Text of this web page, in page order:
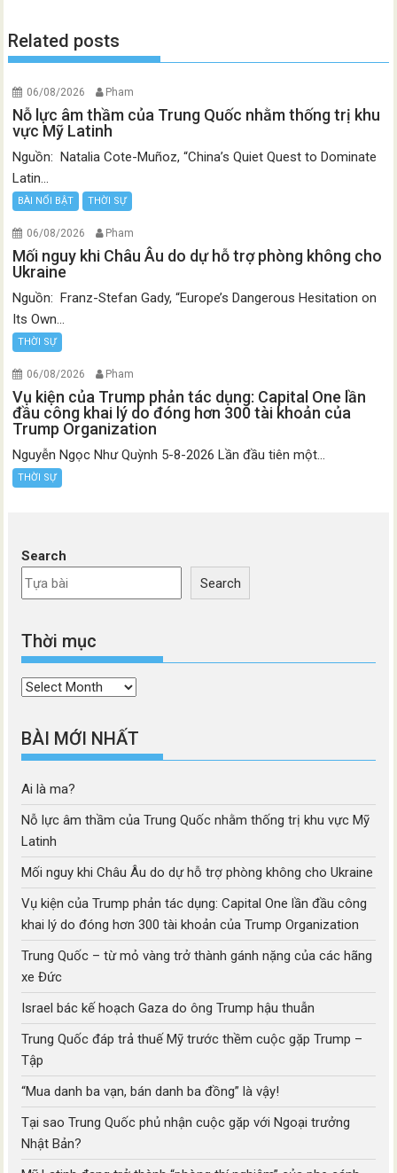
Related posts
06/08/2026 Pham
Nỗ lực âm thầm của Trung Quốc nhằm thống trị khu
vực Mỹ Latinh
Nguồn: Natalia Cote-Muñoz, “China’s Quiet Quest to Dominate
Latin...
BÀI NỔI BẬT THỜI SỰ
06/08/2026 Pham
Mối nguy khi Châu Âu do dự hỗ trợ phòng không cho
Ukraine
Nguồn: Franz-Stefan Gady, “Europe’s Dangerous Hesitation on
Its Own...
THỜI SỰ
06/08/2026 Pham
Vụ kiện của Trump phản tác dụng: Capital One lần
đầu công khai lý do đóng hơn 300 tài khoản của
Trump Organization
Nguyễn Ngọc Như Quỳnh 5-8-2026 Lần đầu tiên một...
THỜI SỰ
Search
Search
Thời mục
Thời
BÀI MỚI NHẤT
Ai là ma?
Nỗ lực âm thầm của Trung Quốc nhằm thống trị khu vực Mỹ
Latinh
Mối nguy khi Châu Âu do dự hỗ trợ phòng không cho Ukraine
Vụ kiện của Trump phản tác dụng: Capital One lần đầu công
khai lý do đóng hơn 300 tài khoản của Trump Organization
Trung Quốc – từ mỏ vàng trở thành gánh nặng của các hãng
xe Đức
Israel bác kế hoạch Gaza do ông Trump hậu thuẫn
Trung Quốc đáp trả thuế Mỹ trước thềm cuộc gặp Trump –
Tập
“Mua danh ba vạn, bán danh ba đồng” là vậy!
Tại sao Trung Quốc phủ nhận cuộc gặp với Ngoại trưởng
Nhật Bản?